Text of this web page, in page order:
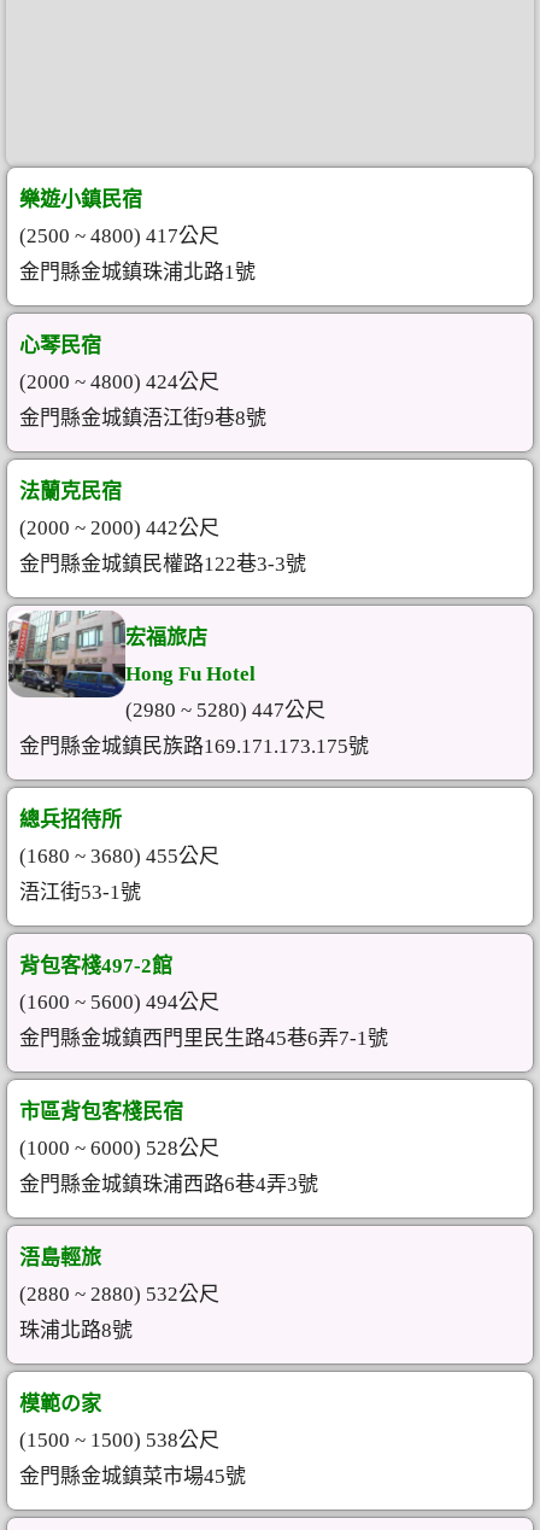
樂遊小鎮民宿
(2500 ~ 4800) 417公尺
金門縣金城鎮珠浦北路1號
心琴民宿
(2000 ~ 4800) 424公尺
金門縣金城鎮浯江街9巷8號
法蘭克民宿
(2000 ~ 2000) 442公尺
金門縣金城鎮民權路122巷3-3號
宏福旅店
Hong Fu Hotel
(2980 ~ 5280) 447公尺
金門縣金城鎮民族路169.171.173.175號
總兵招待所
(1680 ~ 3680) 455公尺
浯江街53-1號
背包客棧497-2館
(1600 ~ 5600) 494公尺
金門縣金城鎮西門里民生路45巷6弄7-1號
市區背包客棧民宿
(1000 ~ 6000) 528公尺
金門縣金城鎮珠浦西路6巷4弄3號
浯島輕旅
(2880 ~ 2880) 532公尺
珠浦北路8號
模範の家
(1500 ~ 1500) 538公尺
金門縣金城鎮菜市場45號